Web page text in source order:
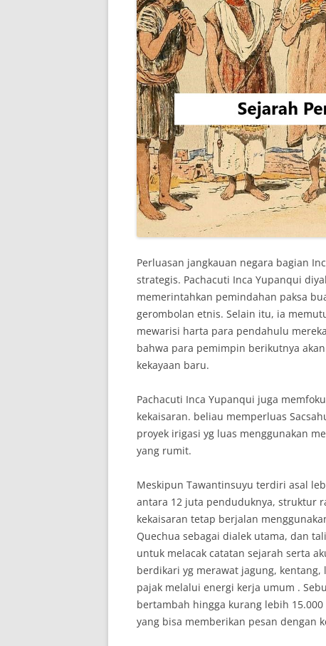
Perluasan jangkauan negara bagian
strategis. Pachacuti Inca Yupanqui
memerintahkan pemindahan paksa
gerombolan etnis. Selain itu, ia
mewarisi harta para pendahulu
bahwa para pemimpin berikutnya
kekayaan baru.
Pachacuti Inca Yupanqui juga
kekaisaran. beliau memperluas
proyek irigasi yg luas menggunakan
yang rumit.
Meskipun Tawantinsuyu terdiri asal
antara 12 juta penduduknya, struktur
kekaisaran tetap berjalan
Quechua sebagai dialek utama, dan
untuk melacak catatan sejarah serta
berdikari yg merawat jagung,
pajak melalui energi kerja umum .
bertambah hingga kurang lebih
yang bisa memberikan pesan dengan